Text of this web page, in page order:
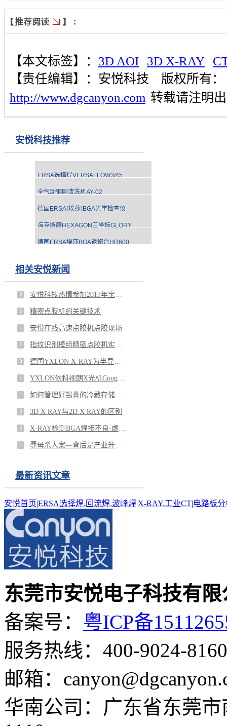
【本文标签】： 3D AOI 3D X-RAY
【责任编辑】： 安悦科技
版权所有：
http://www.dgcanyon.com 转载请注明
安悦科技推荐
ERSA选择焊VERSAFLOW3/45
全气动钢网清洗机AY-02
德国ERSA(埃莎)BGA光学检查仪
海克斯康HEXAGON三坐标GLORY
德国ERSA埃莎BGA返修台HR600
相关安悦新闻
精密点胶机的关键技术
安悦在线高速点胶机点胶现场
3D X RAY与2D X RAY的区别
最新资讯文章
安悦首页|ERSA选择焊.回流焊.波峰焊|X-RAY.工业CT|电路板
东莞市安悦电子科技有限
备案号： 粤ICP备
服务热线：400-9024-816
邮箱：
华南公司：广东省东莞